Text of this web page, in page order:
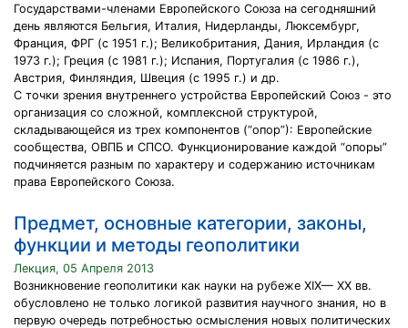
Государствами-членами Европейского Союза на сегодняшний
день являются Бельгия, Италия, Нидерланды, Люксембург,
Франция, ФРГ (с 1951 г.); Великобритания, Дания, Ирландия (с
1973 г.); Греция (с 1981 г.); Испания, Португалия (с 1986 г.),
Австрия, Финляндия, Швеция (с 1995 г.) и др.
С точки зрения внутреннего устройства Европейский Союз - это
организация со сложной, комплексной структурой,
складывающейся из трех компонентов (“опор”): Европейские
сообщества, ОВПБ и СПСО. Функционирование каждой “опоры”
подчиняется разным по характеру и содержанию источникам
права Европейского Союза.
Предмет, основные категории, законы,
функции и методы геополитики
Лекция, 05 Апреля 2013
Возникновение геополитики как науки на рубеже XIX— XX вв.
обусловлено не только логикой развития научного знания, но в
первую очередь потребностью осмысления новых политических